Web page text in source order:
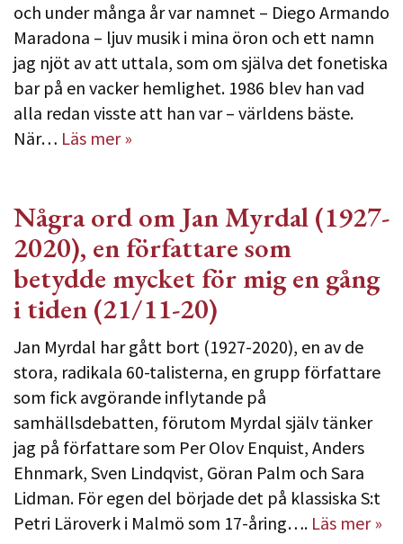
och under många år var namnet – Diego Armando
Maradona – ljuv musik i mina öron och ett namn
jag njöt av att uttala, som om själva det fonetiska
bar på en vacker hemlighet. 1986 blev han vad
alla redan visste att han var – världens bäste.
När… Läs mer »
Några ord om Jan Myrdal (1927-
2020), en författare som
betydde mycket för mig en gång
i tiden (21/11-20)
Jan Myrdal har gått bort (1927-2020), en av de
stora, radikala 60-talisterna, en grupp författare
som fick avgörande inflytande på
samhällsdebatten, förutom Myrdal själv tänker
jag på författare som Per Olov Enquist, Anders
Ehnmark, Sven Lindqvist, Göran Palm och Sara
Lidman. För egen del började det på klassiska S:t
Petri Läroverk i Malmö som 17-åring…. Läs mer »